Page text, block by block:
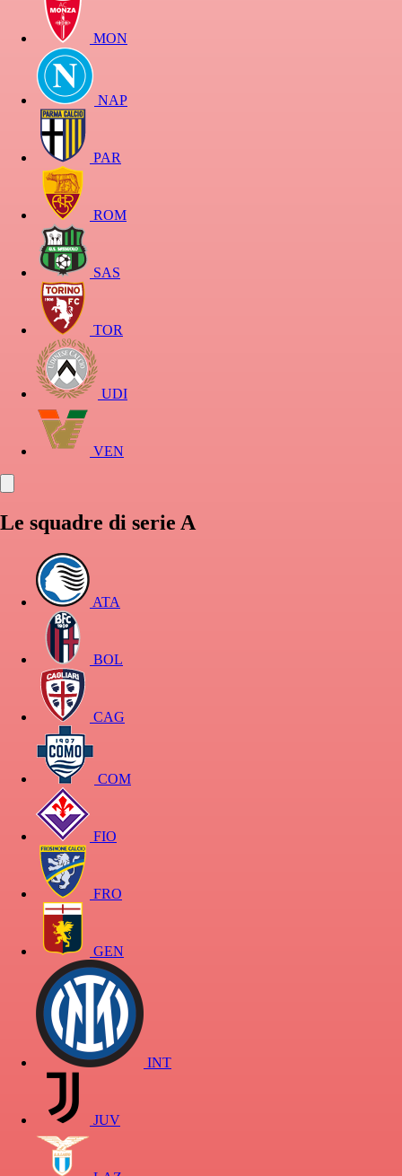
MON
NAP
PAR
ROM
SAS
TOR
UDI
VEN
Le squadre di serie A
ATA
BOL
CAG
COM
FIO
FRO
GEN
INT
JUV